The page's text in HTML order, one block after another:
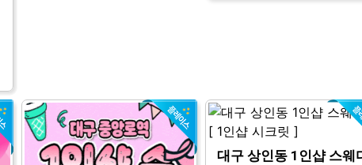
대구 상인동 1인샵 스웨